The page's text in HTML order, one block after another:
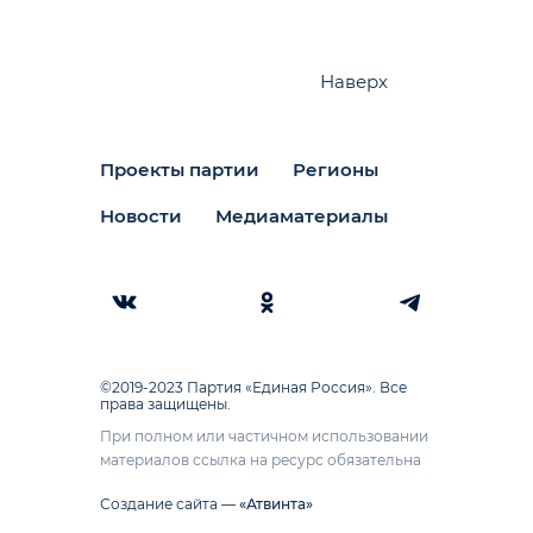
Проекты партии Регионы
Новости Медиаматериалы
Наверх
©2019-2023 Партия «Единая Россия». Все
права защищены.
При полном или частичном использовании
материалов ссылка на ресурс обязательна
Создание сайта — «Атвинта»